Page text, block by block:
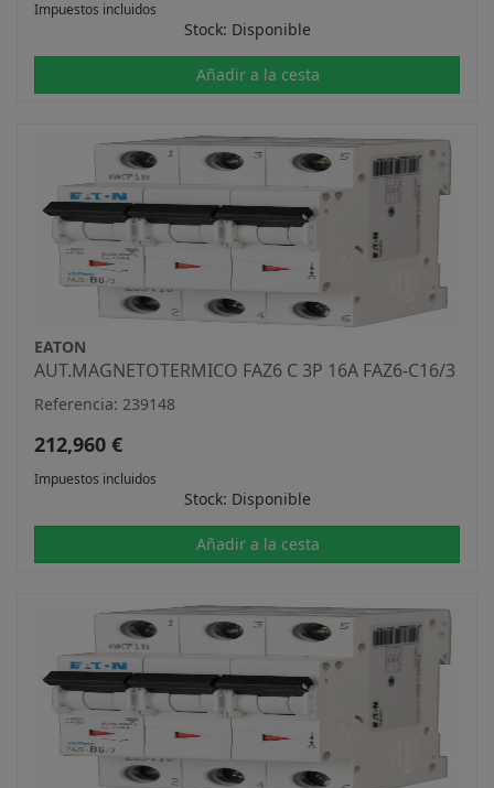
Impuestos incluidos
Stock: Disponible
Añadir a la cesta
EATON
AUT.MAGNETOTERMICO FAZ6 C 3P 16A FAZ6-C16/3
Referencia: 239148
212,960 €
Impuestos incluidos
Stock: Disponible
Añadir a la cesta